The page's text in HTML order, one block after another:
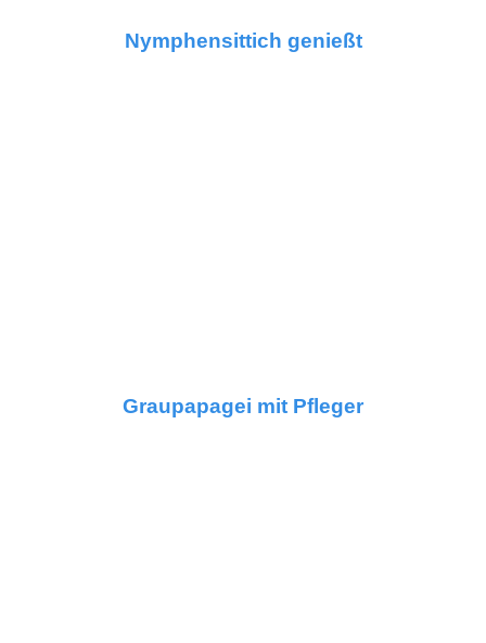
Nymphensittich genießt
Graupapagei mit Pfleger